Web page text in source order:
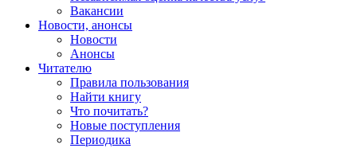
Вакансии
Новости, анонсы
Новости
Анонсы
Читателю
Правила пользования
Найти книгу
Что почитать?
Новые поступления
Периодика